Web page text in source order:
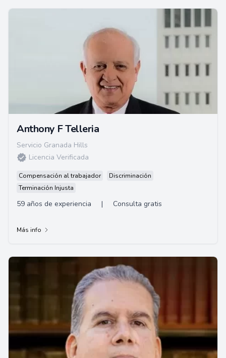
Anthony F Telleria
Servicio Granada Hills
Licencia Verificada
Compensación al trabajador
Discriminación
Terminación Injusta
59 años de experiencia | Consulta gratis
Más info